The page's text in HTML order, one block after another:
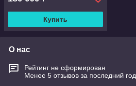
Купить
О нас
Рейтинг не сформирован
Менее 5 отзывов за последний год